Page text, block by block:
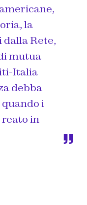
la
Rete,
mutua
Italia
debba
i
in